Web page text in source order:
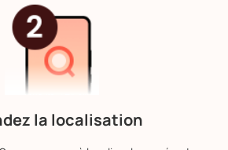
la localisation